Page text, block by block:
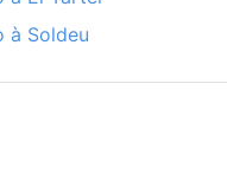
à Soldeu